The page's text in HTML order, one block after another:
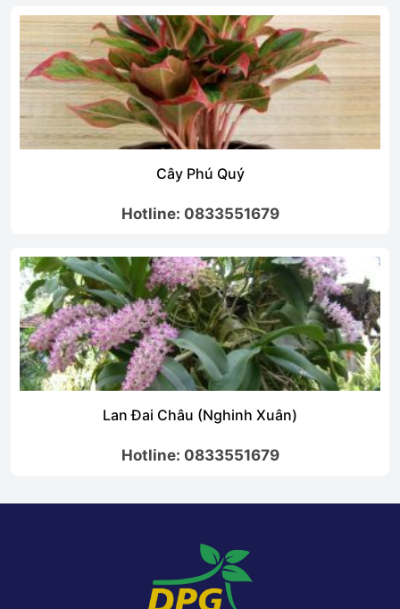
Cây Phú Quý
Hotline: 0833551679
Lan Đai Châu (Nghinh Xuân)
Hotline: 0833551679